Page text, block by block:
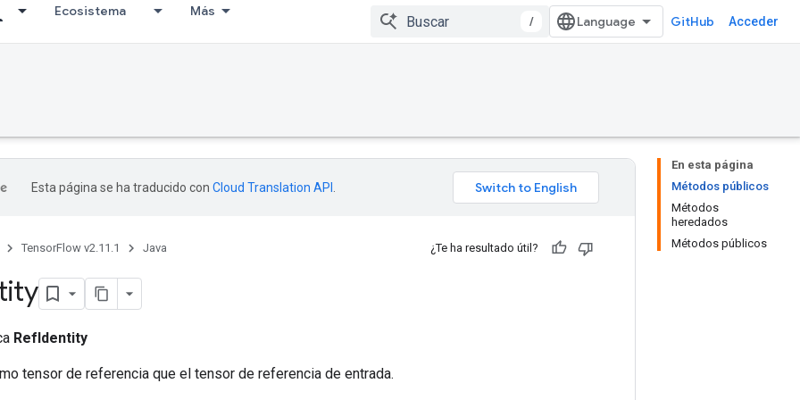
Ecosistema Más
/ GitHub Acceder
En esta página
Métodos públicos
Métodos
heredados
Métodos públicos
Esta página se ha traducido con Cloud Translation API
TensorFlow v2.11.1 Java ¿Te ha resultado útil?
RefIdentity
tensor de referencia que el tensor de referencia de entrada.